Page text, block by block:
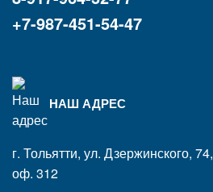
+7-987-451-54-47
НАШ АДРЕС
г. Тольятти, ул. Дзержинского, 74,
оф. 312